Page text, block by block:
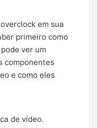
em sua
primeiro como
ver um
componentes
e como eles
de vídeo.